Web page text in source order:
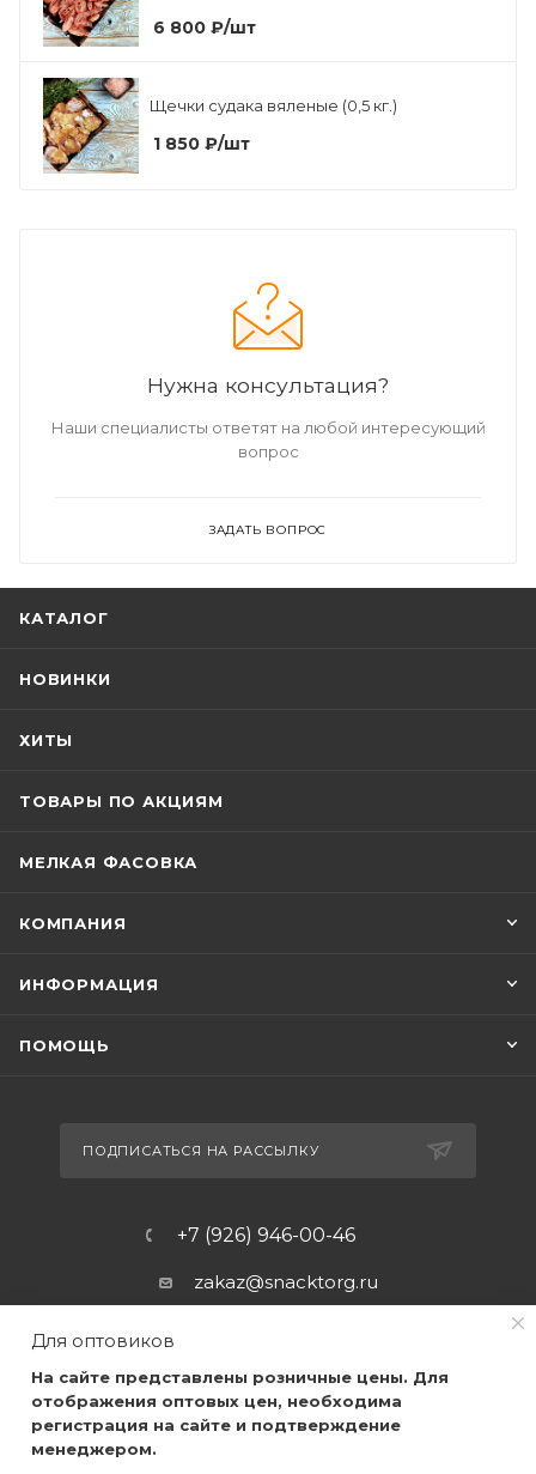
6 800 ₽/шт
Щечки судака вяленые (0,5 кг.)
1 850 ₽/шт
Нужна консультация?
Наши специалисты ответят на любой интересующий
вопрос
ЗАДАТЬ ВОПРОС
КАТАЛОГ
НОВИНКИ
ХИТЫ
ТОВАРЫ ПО АКЦИЯМ
МЕЛКАЯ ФАСОВКА
КОМПАНИЯ
ИНФОРМАЦИЯ
ПОМОЩЬ
ПОДПИСАТЬСЯ НА РАССЫЛКУ
+7 (926) 946-00-46
zakaz@snacktorg.ru
2026 © Самые качественные закуски, по самым низким
Для оптовиков
На сайте представлены розничные цены. Для
отображения оптовых цен, необходима
регистрация на сайте и подтверждение
менеджером.